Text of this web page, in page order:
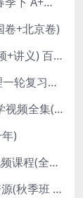
卷+北京卷)
杨萌物理2023初三物理上秋季A+班(视频+讲义) 百度网盘分享
2024赵玉峰高三物理课程24年高考物理一轮复习网课教程
沪科版(初三)九年级物理全一册网课教学视频全集(录播版 杜春雨 66讲)
)
[胡金铭 Diana]新概念英语第1册教学视频课程(全集 百度网盘下载)
2022赵礼显高一数学必修一课程视频资源(秋季班 含讲义)百度网盘云